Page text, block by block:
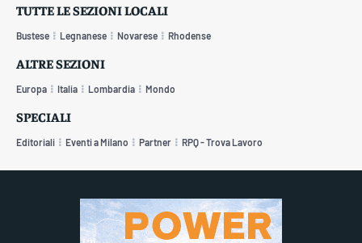
TUTTE LE SEZIONI LOCALI
Bustese Legnanese Novarese Rhodense
ALTRE SEZIONI
Europa Italia Lombardia Mondo
SPECIALI
Editoriali Eventi a Milano Partner RPQ - Trova Lavoro